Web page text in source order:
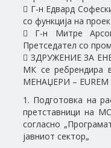
 Г-н Едвард
со функција на
 Г-н Митре
Претседател со
 ЗДРУЖЕНИЕ ЗА
МК се
МЕНАЏЕРИ – EUREM
1. Подготовка на
претставници на
согласно
јавниот сектор„